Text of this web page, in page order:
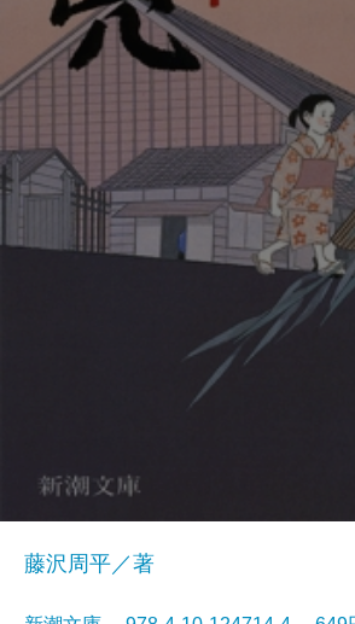
藤沢周平／著